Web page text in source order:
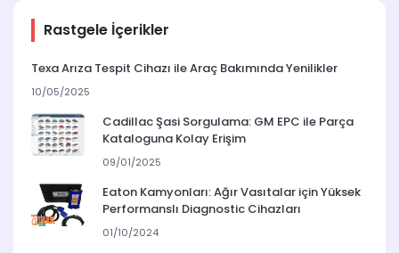
Rastgele İçerikler
Texa Arıza Tespit Cihazı ile Araç Bakımında Yenilikler
10/05/2025
Cadillac Şasi Sorgulama: GM EPC ile Parça
Kataloguna Kolay Erişim
09/01/2025
Eaton Kamyonları: Ağır Vasıtalar için Yüksek
Performanslı Diagnostic Cihazları
01/10/2024